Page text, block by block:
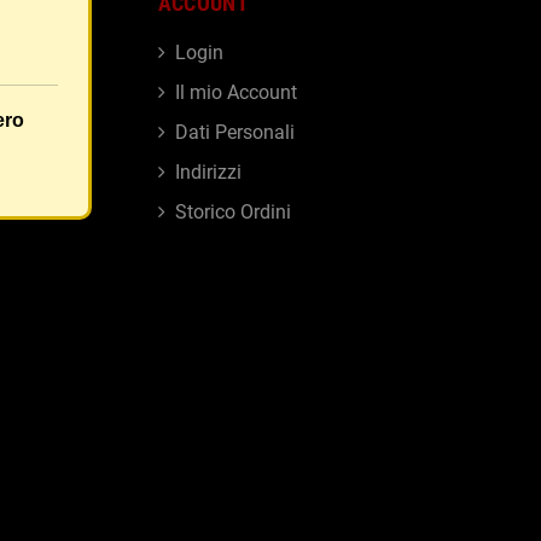
Login
Il mio Account
Dati Personali
Indirizzi
Storico Ordini